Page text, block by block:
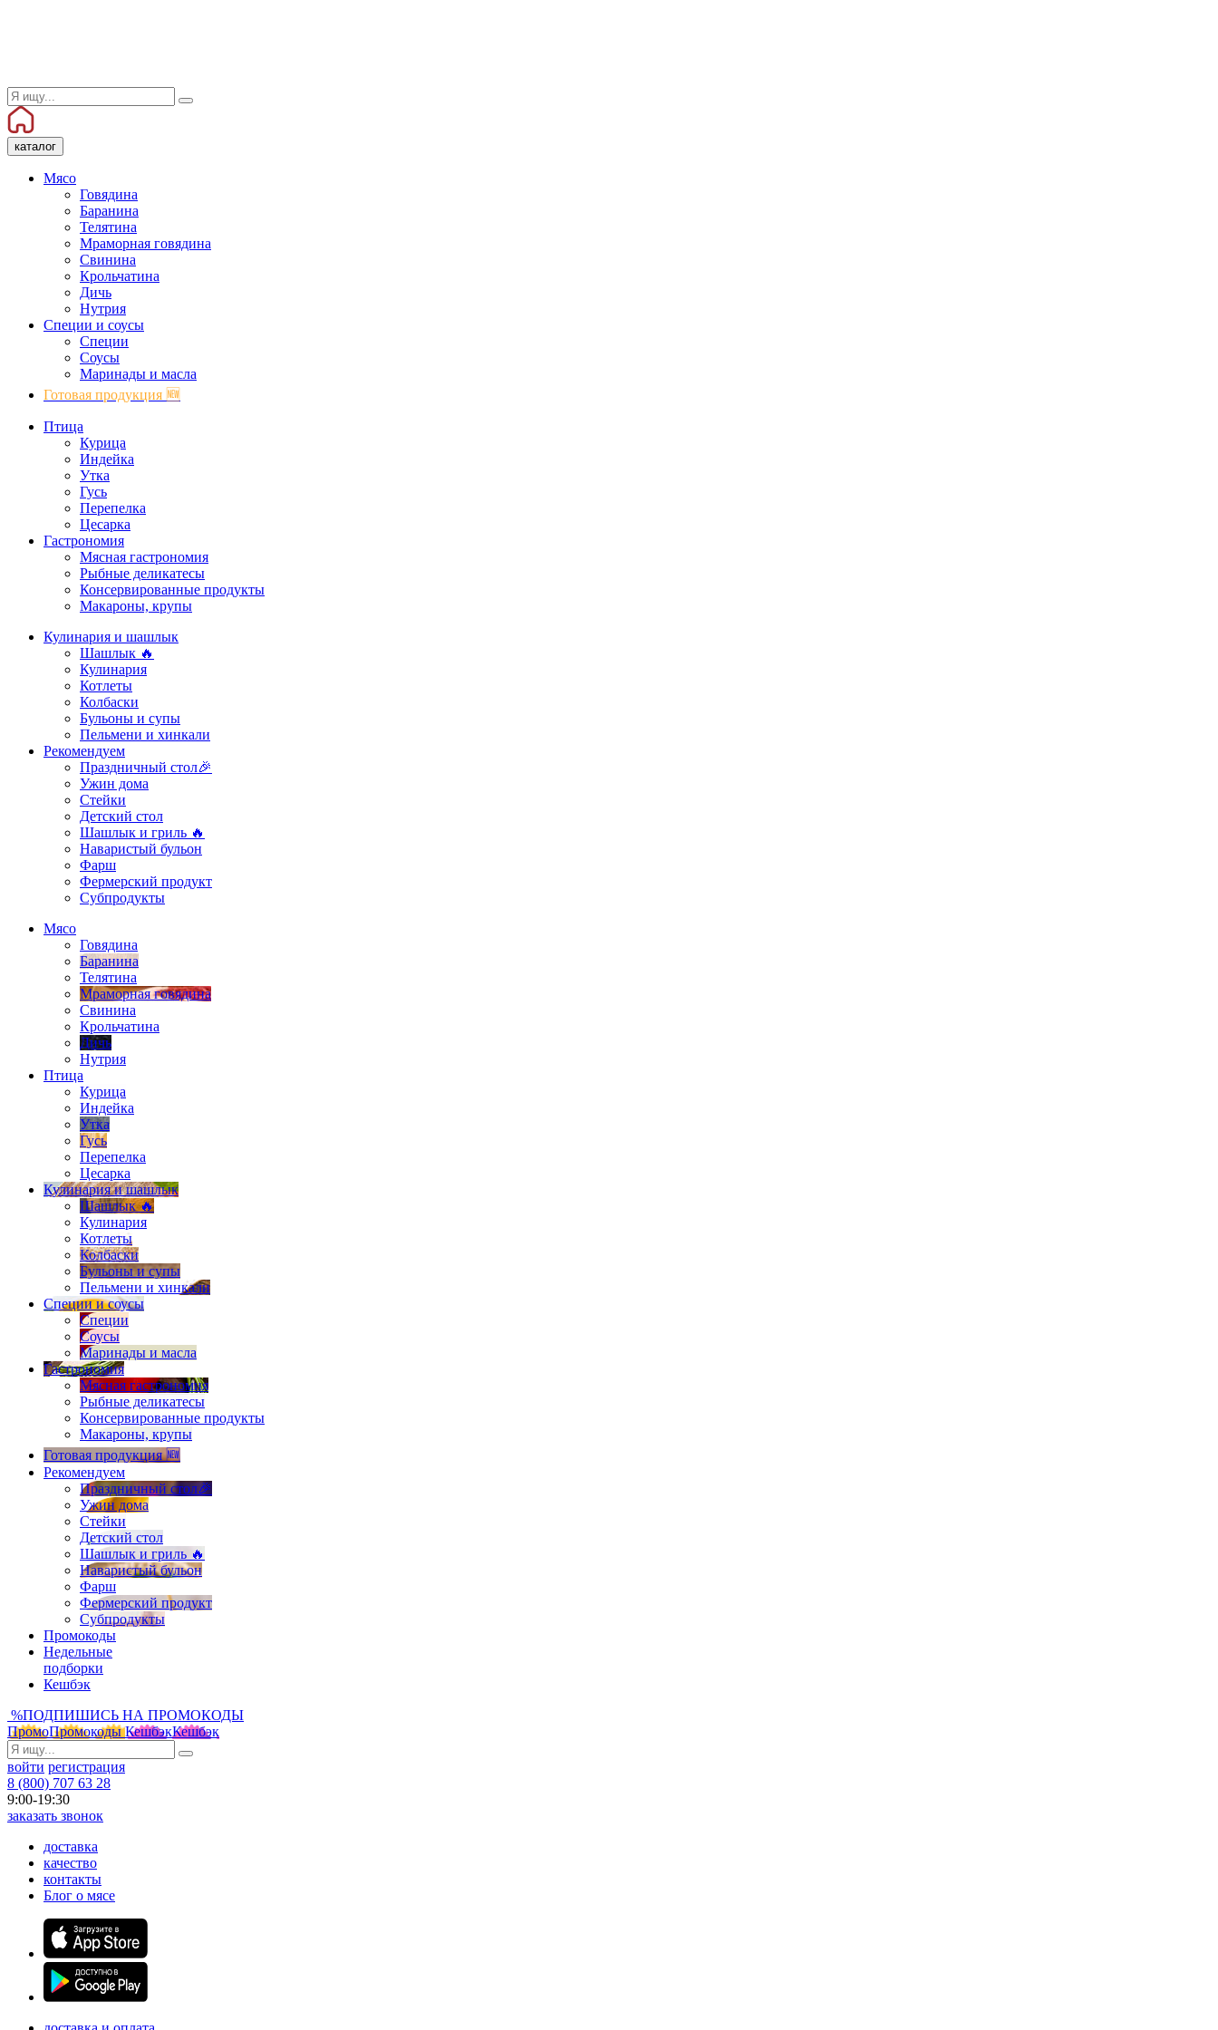
каталог
Мясо
Говядина
Баранина
Телятина
Мраморная говядина
Свинина
Крольчатина
Дичь
Нутрия
Специи и соусы
Специи
Соусы
Маринады и масла
Готовая продукция 🆕
Птица
Курица
Индейка
Утка
Гусь
Перепелка
Цесарка
Гастрономия
Мясная гастрономия
Рыбные деликатесы
Консервированные продукты
Макароны, крупы
Кулинария и шашлык
Шашлык 🔥
Кулинария
Котлеты
Колбаски
Бульоны и супы
Пельмени и хинкали
Рекомендуем
Праздничный стол🎉
Ужин дома
Стейки
Детский стол
Шашлык и гриль 🔥
Наваристый бульон
Фарш
Фермерский продукт
Субпродукты
Мясо
Говядина
Баранина
Телятина
Мраморная говядина
Свинина
Крольчатина
Дичь
Нутрия
Птица
Курица
Индейка
Утка
Гусь
Перепелка
Цесарка
Кулинария и шашлык
Шашлык 🔥
Кулинария
Котлеты
Колбаски
Бульоны и супы
Пельмени и хинкали
Специи и соусы
Специи
Соусы
Маринады и масла
Гастрономия
Мясная гастрономия
Рыбные деликатесы
Консервированные продукты
Макароны, крупы
Готовая продукция 🆕
Рекомендуем
Праздничный стол🎉
Ужин дома
Стейки
Детский стол
Шашлык и гриль 🔥
Наваристый бульон
Фарш
Фермерский продукт
Субпродукты
Промокоды
Недельные
подборки
Кешбэк
%ПОДПИШИСЬ НА ПРОМОКОДЫ
ПромоПромокоды КешбэкКешбэк
войти регистрация
8 (800) 707 63 28
9:00-19:30
заказать звонок
доставка
качество
контакты
Блог о мясе